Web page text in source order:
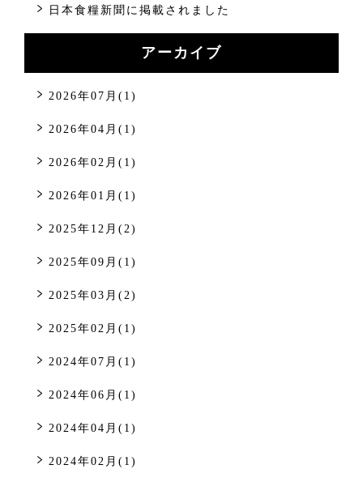
日本食糧新聞に掲載されました
アーカイブ
2026年07月(1)
2026年04月(1)
2026年02月(1)
2026年01月(1)
2025年12月(2)
2025年09月(1)
2025年03月(2)
2025年02月(1)
2024年07月(1)
2024年06月(1)
2024年04月(1)
2024年02月(1)